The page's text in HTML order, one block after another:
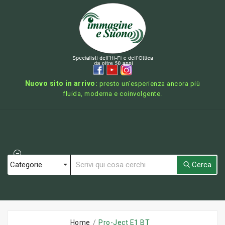
Nuovo sito in arrivo: presto un’esperienza ancora più
fluida, moderna e coinvolgente.
Cerca
Home Pro-Ject E1 BT